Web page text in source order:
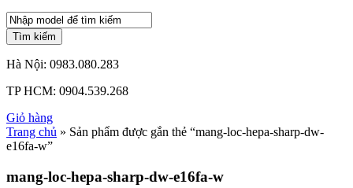
Tìm kiếm
Hà Nội: 0983.080.283
TP HCM: 0904.539.268
Giỏ hàng
Trang chủ » Sản phẩm được gắn thẻ “mang-loc-hepa-sharp-dw-
e16fa-w”
mang-loc-hepa-sharp-dw-e16fa-w